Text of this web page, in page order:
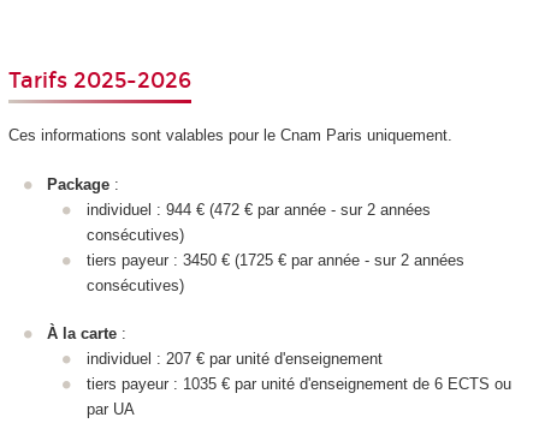
Tarifs 2025-2026
Ces informations sont valables pour le Cnam Paris uniquement.
Package :
individuel : 944 € (472 € par année - sur 2 années
consécutives)
tiers payeur : 3450 € (1725 € par année - sur 2 années
consécutives)
À la carte :
individuel : 207 € par unité d'enseignement
tiers payeur : 1035 € par unité d'enseignementde 6 ECTS ou
par UA